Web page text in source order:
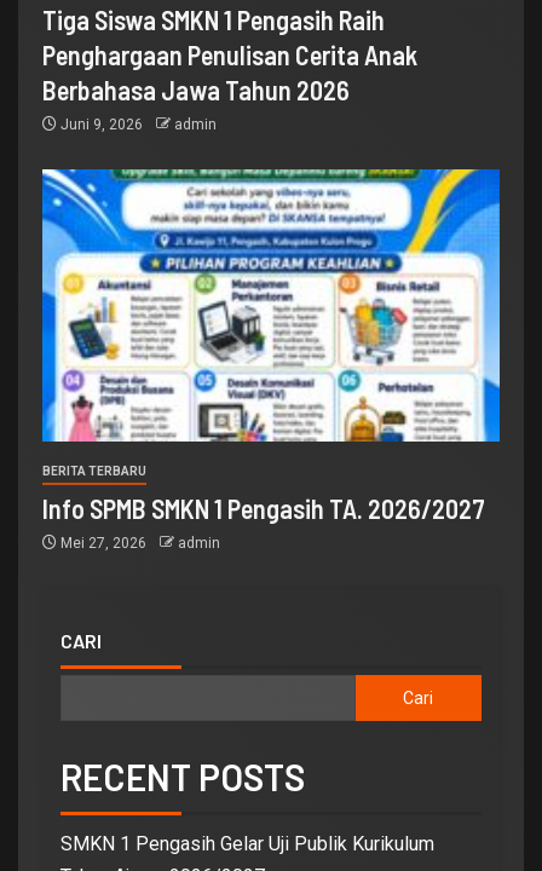
Tiga Siswa SMKN 1 Pengasih Raih
Penghargaan Penulisan Cerita Anak
Berbahasa Jawa Tahun 2026
Juni 9, 2026 admin
BERITA TERBARU
Info SPMB SMKN 1 Pengasih TA. 2026/2027
Mei 27, 2026 admin
CARI
Cari
RECENT POSTS
SMKN 1 Pengasih Gelar Uji Publik Kurikulum